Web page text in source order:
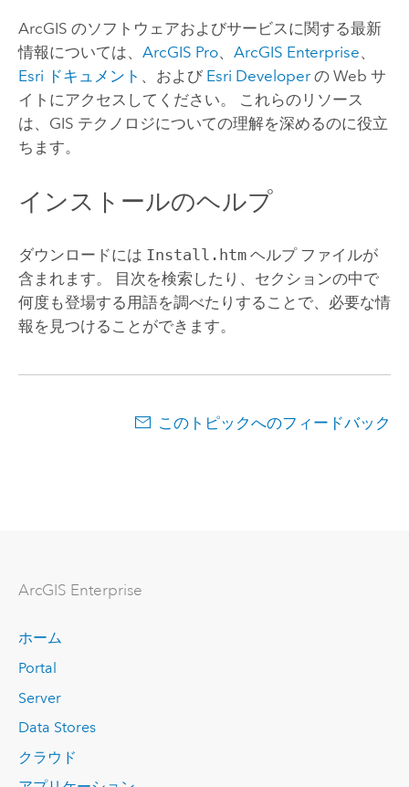
ArcGIS のソフトウェアおよびサービスに関する最新
情報については、 ArcGIS Pro、 ArcGIS Enterprise、
Esri ドキュメント 、および Esri Developerの Web サ
イトにアクセスしてください。 これらのリソース
は、GIS テクノロジについての理解を深めるのに役立
ちます。
インストールのヘルプ
ダウンロードには Install.htmヘルプ ファイルが
含まれます。 目次を検索したり、セクションの中で
何度も登場する用語を調べたりすることで、必要な情
報を見つけることができます。
このトピックへのフィードバック
ArcGIS Enterprise
ホーム
Portal
Server
Data Stores
クラウド